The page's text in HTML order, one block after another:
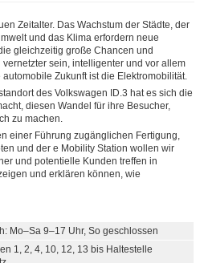
Zeitalter. Das Wachstum der Städte, der
und das Klima erfordern neue
gleichzeitig große Chancen und
sein, intelligenter und vor allem
Zukunft ist die Elektromobilität.
des Volkswagen ID.3 hat es sich die
diesen Wandel für ihre Besucher,
zu machen.
einer Führung zugänglichen Fertigung,
und der e Mobility Station wollen wir
und potentielle Kunden treffen in
und erklären können, wie
Mo–Sa 9–17 Uhr, So geschlossen
1, 2, 4, 10, 12, 13 bis Haltestelle